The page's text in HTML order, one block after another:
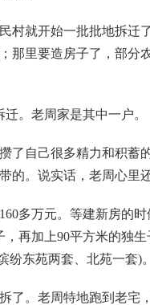
就开始一批批地拆迁
里要造房子了，部分
。老周家是其中一户。
自己很多精力和积蓄
的。说实话，老周心里
多万元。等建新房的时
再加上90平方米的独
纷东苑两套、北苑一套)。
。老周特地跑到老宅